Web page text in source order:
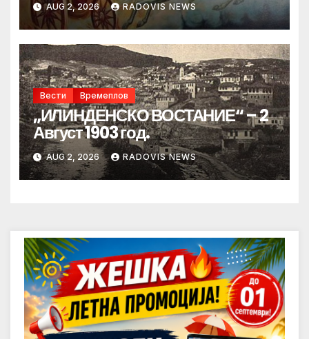
AUG 2, 2026 RADOVIS NEWS
Вести Времеплов
„ИЛИНДЕНСКО ВОСТАНИЕ“ – 2
Август 1903 год.
AUG 2, 2026 RADOVIS NEWS